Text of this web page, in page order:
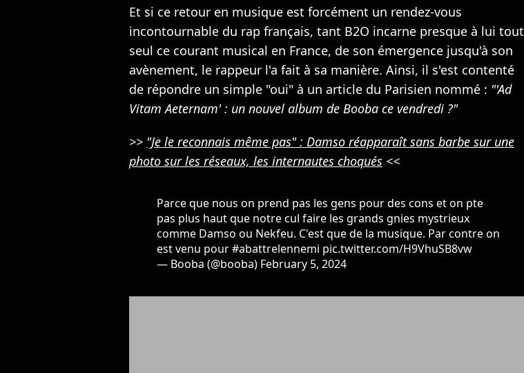
Et si ce retour en musique est forcément un rendez-vous
incontournable du rap français, tant B2O incarne presque à lui tout
seul ce courant musical en France, de son émergence jusqu'à son
avènement, le rappeur l'a fait à sa manière. Ainsi, il s'est contenté
de répondre un simple "oui" à un article du Parisien nommé : "'Ad
Vitam Aeternam' : un nouvel album de Booba ce vendredi ?"
>> "Je le reconnais même pas" : Damso réapparaît sans barbe sur une
photo sur les réseaux, les internautes choqués <<
Parce que nous on prend pas les gens pour des cons et on pte
pas plus haut que notre cul faire les grands gnies mystrieux
comme Damso ou Nekfeu. C'est que de la musique. Par contre on
est venu pour#abattrelennemi pic.twitter.com/H9VhuSB8vw
— Booba (@booba) February 5, 2024